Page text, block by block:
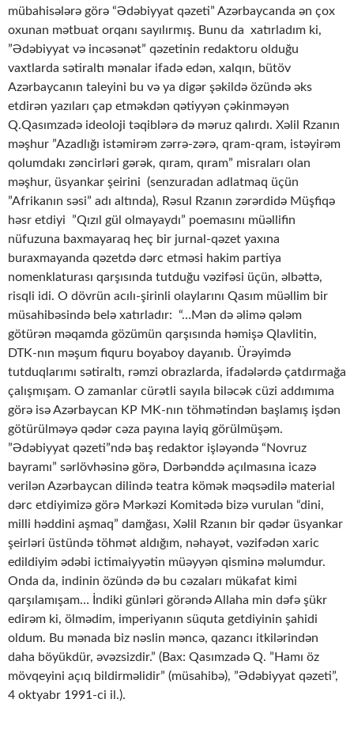
mübahisələrə görə “Ədəbiyyat qəzeti” Azərbaycanda ən çox
oxunan mətbuat orqanı sayılırmış. Bunu da xatırladım ki,
”Ədəbiyyat və incəsənət” qəzetinin redaktoru olduğu
vaxtlarda sətiraltı mənalar ifadə edən, xalqın, bütöv
Azərbaycanın taleyini bu və ya digər şəkildə özündə əks
etdirən yazıları çap etməkdən qətiyyən çəkinməyən
Q.Qasımzadə ideoloji təqiblərə də məruz qalırdı. Xəlil Rzanın
məşhur ”Azadlığı istəmirəm zərrə-zərə, qram-qram, istəyirəm
qolumdakı zəncirləri gərək, qıram, qıram” misraları olan
məşhur, üsyankar şeirini (senzuradan adlatmaq üçün
”Afrikanın səsi” adı altında), Rəsul Rzanın zərərdidə Müşfiqə
həsr etdiyi ”Qızıl gül olmayaydı” poemasını müəllifin
nüfuzuna baxmayaraq heç bir jurnal-qəzet yaxına
buraxmayanda qəzetdə dərc etməsi hakim partiya
nomenklaturası qarşısında tutduğu vəzifəsi üçün, əlbəttə,
risqli idi. O dövrün acılı-şirinli olaylarını Qasım müəllim bir
müsahibəsində belə xatırladır: “…Mən də əlimə qələm
götürən məqamda gözümün qarşısında həmişə Qlavlitin,
DTK-nın məşum fiquru boyaboy dayanıb. Ürəyimdə
tutduqlarımı sətiraltı, rəmzi obrazlarda, ifadələrdə çatdırmağa
çalışmışam. O zamanlar cürətli sayıla biləcək cüzi addımıma
görə isə Azərbaycan KP MK-nın töhmətindən başlamış işdən
götürülməyə qədər cəza payına layiq görülmüşəm.
”Ədəbiyyat qəzeti”ndə baş redaktor işləyəndə “Novruz
bayramı” sərlövhəsinə görə, Dərbənddə açılmasına icazə
verilən Azərbaycan dilində teatra kömək məqsədilə material
dərc etdiyimizə görə Mərkəzi Komitədə bizə vurulan “dini,
milli həddini aşmaq” damğası, Xəlil Rzanın bir qədər üsyankar
şeirləri üstündə töhmət aldığım, nəhayət, vəzifədən xaric
edildiyim ədəbi ictimaiyyətin müəyyən qisminə məlumdur.
Onda da, indinin özündə də bu cəzaları mükafat kimi
qarşılamışam… İndiki günləri görəndə Allaha min dəfə şükr
edirəm ki, ölmədim, imperiyanın süquta getdiyinin şahidi
oldum. Bu mənada biz nəslin məncə, qazancı itkilərindən
daha böyükdür, əvəzsizdir.” (Bax: Qasımzadə Q. ”Hamı öz
mövqeyini açıq bildirməlidir” (müsahibə), ”Ədəbiyyat qəzeti”,
4 oktyabr 1991-ci il.).